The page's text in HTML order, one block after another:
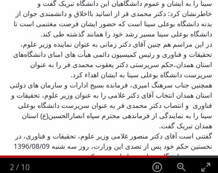
سینا را به ایشان و عموم دانشگاهیان این دانشگاه تبریک گفت و
خاطرنشان کرد: دکتر محمدی فر از اساتید بااخلاق و دانشمندی جوان از
بدنه دانشگاه بوعلی سینا است که حضور ایشان فرصت مغتنمی است تا
دانشگاه بوعلی سینا مسیر رشد خود را همانند گذشته طی کند.
در این مراسم هم چنین آقای دکتر زمانی به عنوان نماینده وزیر علوم،
تحقیقات و فناوری و رئیس کمیسیون دائمی هیأت های امنای دانشگاه‌های
استان همدان،حکم سرپرستی دکتر یعقوب محمدی فر را به عنوان
سرپرست دانشگاه بوعلی سینا به ایشان اهداء کرد.
همچنین جناب سرهنگ امیری، فرمانده بسیج ادارات و سازمان های دولتی
استان همدان انتخاب آقای دکتر غلامی را به عنوان وزیر علوم، تحقیقات و
فناوری و انتصاب دکتر محمدی فر به عنوان سرپرست دانشگاه بوعلی
سینا را به نمایندگی از فرماندهی محترم سپاه انصارالحسین(ع) استان
همدان تبریک گفت.
گفتنی است آقای دکتر منصور غلامی وزیر علوم، تحقیقات و فناوری، در
نخستین حکم خود پس از تصدی این وزارت، روز سه شنبه 1396/08/09
سرپرست دانشگاه بوعلی سینا را منصوب کرد.
2/ 10